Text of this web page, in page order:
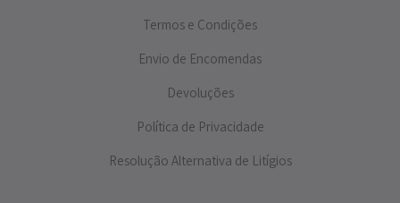
Termos e Condições
Envio de Encomendas
Devoluções
Política de Privacidade
Resolução Alternativa de Litígios